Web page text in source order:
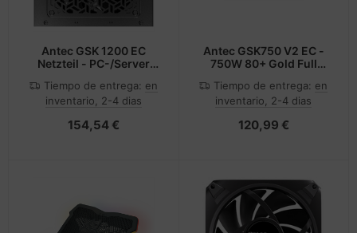
Antec GSK 1200 EC
Netzteil - PC-/Server
Tiempo de entrega: en
inventario, 2-4 dias
154,54 €
Antec GSK750 V2 EC -
750W 80+ Gold Full
Tiempo de entrega: en
inventario, 2-4 dias
120,99 €